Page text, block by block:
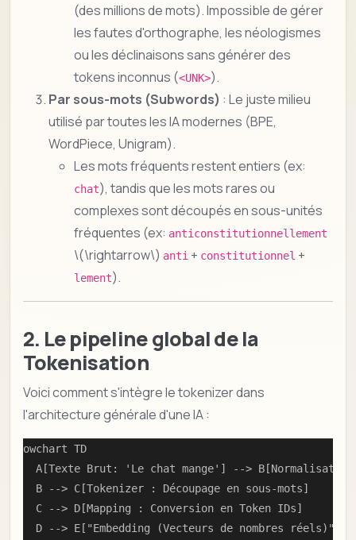
(des millions de mots). Impossible de gérer
les fautes d'orthographe, les néologismes
ou les déclinaisons sans générer des
tokens inconnus (<UNK>).
Par sous-mots (Subwords) : Le juste milieu
utilisé par toutes les IA modernes (BPE,
WordPiece, Unigram).
Les mots fréquents restent entiers (ex:
chat), tandis que les mots rares ou
complexes sont découpés en sous-unités
fréquentes (ex: anticonstitutionnellement
\(\rightarrow\) anti + constitutionnel +
lement).
2. Le pipeline global de la
Tokenisation
Voici comment s'intègre le tokenizer dans
l'architecture générale d'une IA :
flowchart TD
A[Texte Brut: 'Le chat mange'] -->
    B --> C[Tokenizer : Découpage en sous-mots]
    C --> D[Mapping : Conversion en Token IDs]
    D --> E["Embedding (Vecteurs de nombres réels)"]